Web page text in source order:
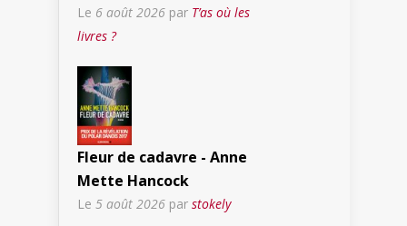
Le 6 août 2026 par T’as où les
livres ?
Fleur de cadavre - Anne
Mette Hancock
Le 5 août 2026 par stokely